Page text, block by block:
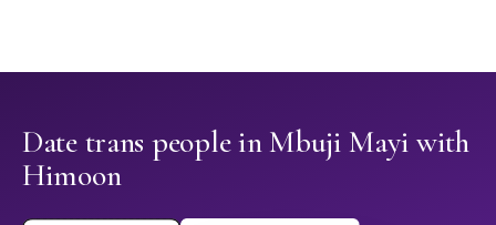
Date trans people in Mbuji Mayi with
Himoon